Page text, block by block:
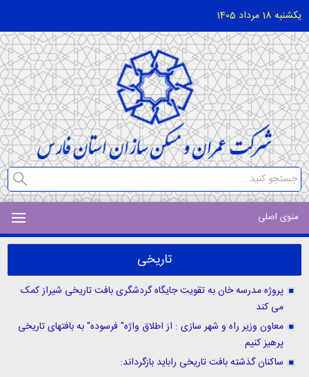
یکشنبه 18 مرداد 1405
منوی اصلی
تاریخی
پروژه مدرسه خان به تقویت جایگاه گردشگری بافت تاریخی شیراز کمک
می کند
معاون وزیر راه و شهر سازی : از اطلاق واژه" فرسوده" به بافتهای تاریخی
پرهیز کنیم
ساکنان گذشته بافت تاریخی راباید بازگرداند: